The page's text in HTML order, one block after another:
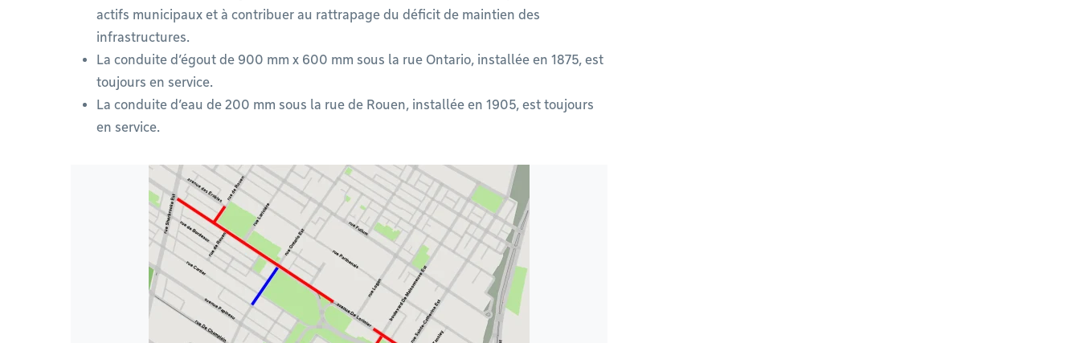
actifs municipaux et à contribuer au rattrapage du déficit de maintien des
infrastructures.
La conduite d’égout de 900 mm x 600 mm sous la rue Ontario, installée en 1875, est
toujours en service.
La conduite d’eau de 200 mm sous la rue de Rouen, installée en 1905, est toujours
en service.